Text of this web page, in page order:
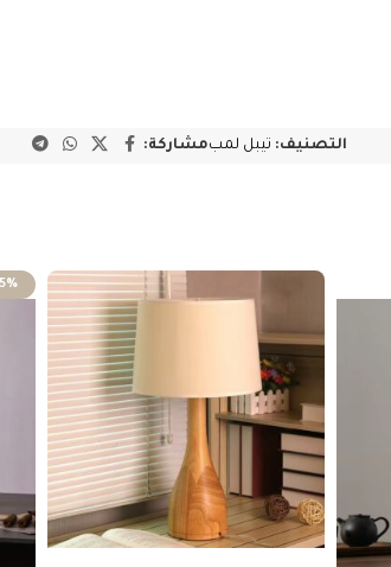
التصنيف: تيبل لمبمشاركة: